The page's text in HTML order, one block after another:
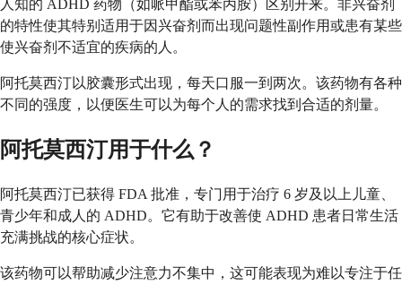
人知的 ADHD 药物（如哌甲酯或苯丙胺）区别开来。非兴奋剂
的特性使其特别适用于因兴奋剂而出现问题性副作用或患有某些
使兴奋剂不适宜的疾病的人。
阿托莫西汀以胶囊形式出现，每天口服一到两次。该药物有各种
不同的强度，以便医生可以为每个人的需求找到合适的剂量。
阿托莫西汀用于什么？
阿托莫西汀已获得 FDA 批准，专门用于治疗 6 岁及以上儿童、
青少年和成人的 ADHD。它有助于改善使 ADHD 患者日常生活
充满挑战的核心症状。
该药物可以帮助减少注意力不集中，这可能表现为难以专注于任